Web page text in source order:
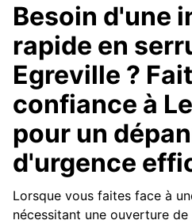
Besoin d'une
rapide en
Egreville ?
confiance à
pour un
d'urgence
Lorsque vous faites face à
nécessitant une ouverture